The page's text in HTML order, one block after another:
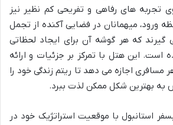
تجربه های رفاهی و تفریحی کم نظیر نیز
ورود، میهمانان در فضایی آکنده از تجمل
گیرند که هر گوشه آن برای ایجاد لحظاتی
است. این هتل با تمرکز بر جزئیات و ارائه
مسافری اجازه می دهد تا ریتم زندگی خود را
به بهترین شکل ممکن لذت ببرد.
استانبول با موقعیت استراتژیک خود در